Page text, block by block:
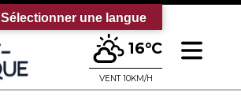
Bienvenue sur le site officiel de la
16°C
VENT 10KM/H
Sélectionner une langue